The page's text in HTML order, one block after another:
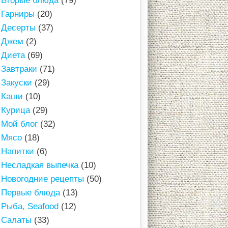
Гарниры (20)
Десерты (37)
Джем (2)
Диета(69)
Завтраки (71)
Закуски (29)
Каши (10)
Курица(29)
Мой блог (32)
Мясо (18)
Напитки (6)
Несладкая выпечка(10)
Новогодние рецепты (50)
Первые блюда(13)
Рыба, Seafood (12)
Салаты (33)